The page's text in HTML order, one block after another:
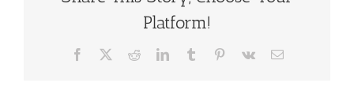
Platform!
Facebook RedditLinkedInTumblr Pinterest
Vk
E-